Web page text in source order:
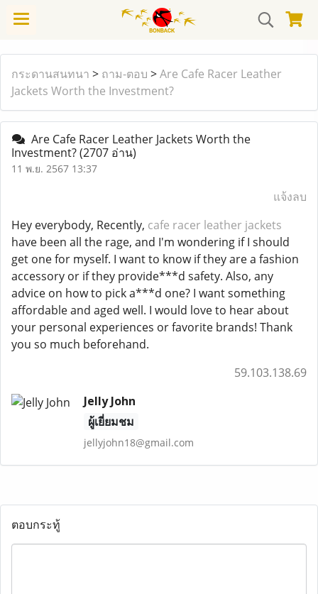
กระดานสนทนา > ถาม-ตอบ >Are Cafe Racer Leather
Jackets Worth the Investment?
Are Cafe Racer Leather Jackets Worth the
Investment?(2707 อ่าน)
11 พ.ย. 2567 13:37
แจ้งลบ
Hey everybody, Recently, cafe racer leather jackets
have been all the rage, and I'm wondering if I should
get one for myself. I want to know if they are a fashion
accessory or if they provide***d safety. Also, any
advice on how to pick a***d one? I want something
affordable and aged well. I would love to hear about
your personal experiences or favorite brands! Thank
you so much beforehand.
59.103.138.69
Jelly John
ผู้เยี่ยมชม
jellyjohn18@gmail.com
ตอบกระทู้